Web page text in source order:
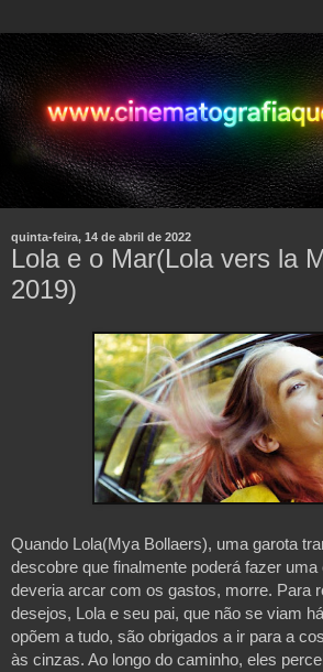
quinta-feira, 14 de abril de 2022
Lola e o Mar(Lola vers la
2019)
Quando Lola(Mya Bollaers), uma garota
descobre que finalmente poderá fazer
deveria arcar com os gastos, morre. Para
desejos, Lola e seu pai, que não se viam
opõem a tudo, são obrigados a ir para a
às cinzas. Ao longo do caminho, eles